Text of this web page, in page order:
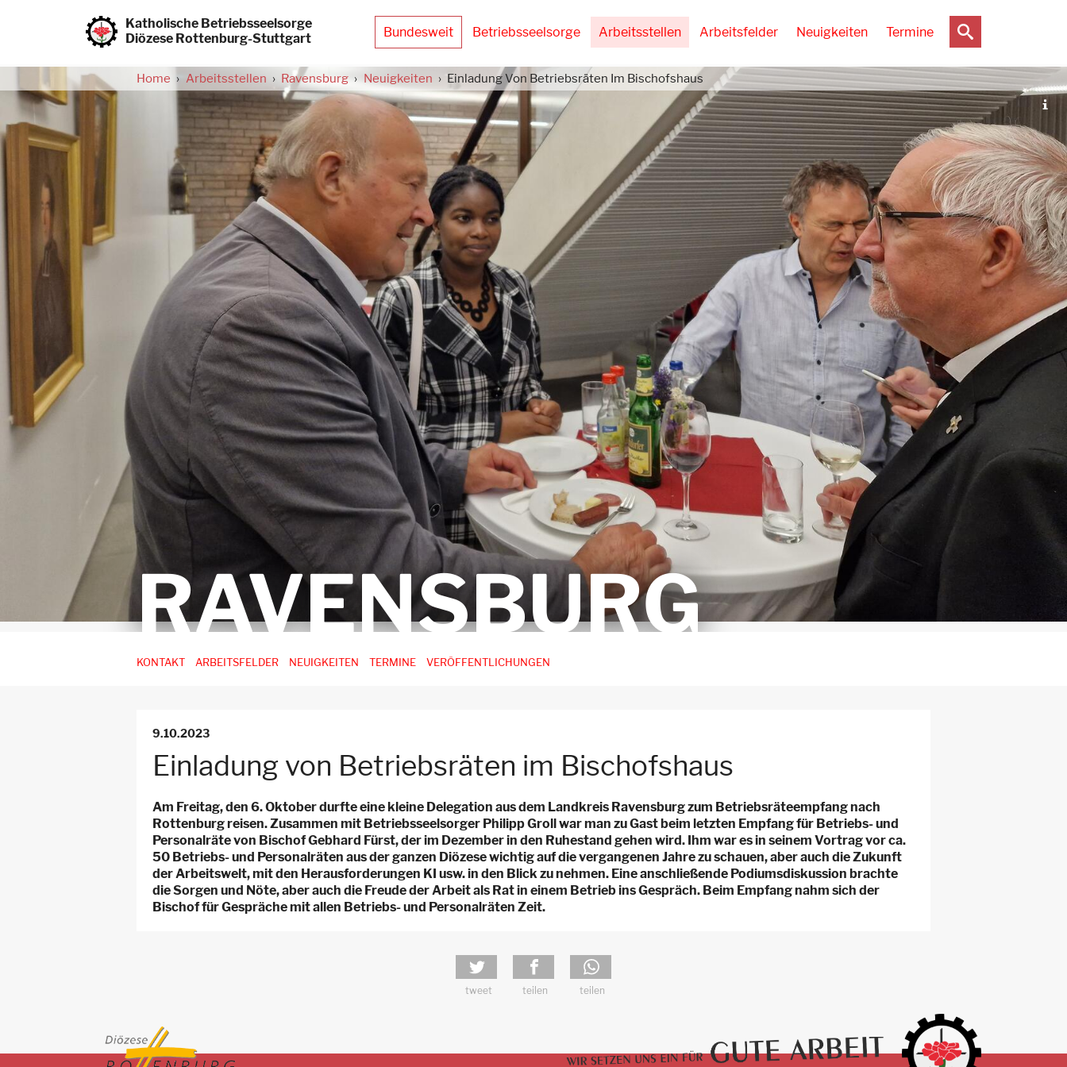
Katholische Betriebsseelsorge
Diözese Rottenburg-Stuttgart
Bundesweit Betriebsseelsorge Arbeitsstellen Arbeitsfelder Neuigkeiten Termine
Pfadnavigation
Home Arbeitsstellen Ravensburg Neuigkeiten Einladung Von Betriebsräten Im Bischofshaus
RAVENSBURG
Hauptnavigation
für
Arbeitsstellen
KONTAKT ARBEITSFELDER NEUIGKEITEN TERMINE VERÖFFENTLICHUNGEN
9.10.2023
Einladung von Betriebsräten im Bischofshaus
Am Freitag, den 6. Oktober durfte eine kleine Delegation aus dem Landkreis Ravensburg zum Betriebsräteempfang nach
Rottenburg reisen. Zusammen mit Betriebsseelsorger Philipp Groll war man zu Gast beim letzten Empfang für Betriebs- und
Personalräte von Bischof Gebhard Fürst, der im Dezember in den Ruhestand gehen wird. Ihm war es in seinem Vortrag vor ca.
50 Betriebs- und Personalräten aus der ganzen Diözese wichtig auf die vergangenen Jahre zu schauen, aber auch die Zukunft
der Arbeitswelt, mit den Herausforderungen KI usw. in den Blick zu nehmen. Eine anschließende Podiumsdiskussion brachte
die Sorgen und Nöte, aber auch die Freude der Arbeit als Rat in einem Betrieb ins Gespräch. Beim Empfang nahm sich der
Bischof für Gespräche mit allen Betriebs- und Personalräten Zeit.
tweet teilen teilen